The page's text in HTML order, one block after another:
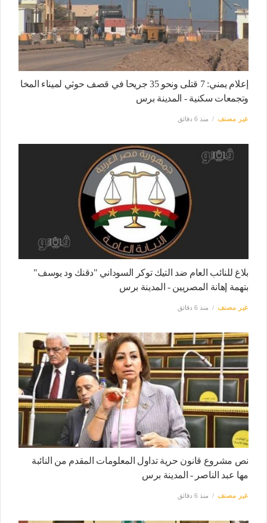
إعلام يمني: 7 قتلى ونحو 35 جريحا في قصف حوثي لميناء المخا
وتجمعات سكنية - المدينة برس
غير مصنف منذ 6 دقائق
بلاغ للنائب العام ضد التيك توكر السوداني "دقنك ود يوسف"
بتهمة إهانة المصريين - المدينة برس
غير مصنف منذ 6 دقائق
نص مشروع قانون حرية تداول المعلومات المقدم من النائبة
مها عبد الناصر - المدينة برس
غير مصنف منذ 6 دقائق